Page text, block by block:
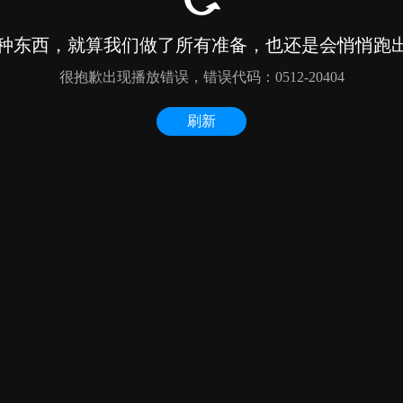
东西，就算我们做了所有准备，也还是会悄悄跑
很抱歉出现播放错误，错误代码：0512-20404
刷新